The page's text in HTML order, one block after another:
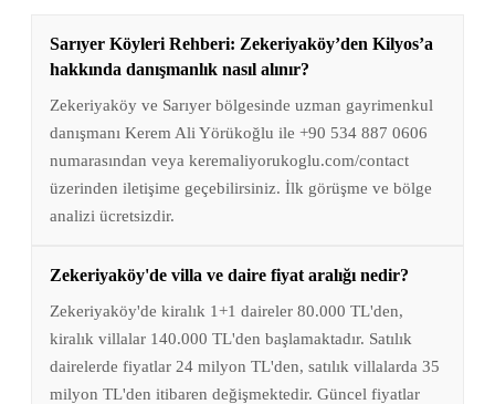
Sarıyer Köyleri Rehberi: Zekeriyaköy’den Kilyos’a
hakkında danışmanlık nasıl alınır?
Zekeriyaköy ve Sarıyer bölgesinde uzman gayrimenkul
danışmanı Kerem Ali Yörükoğlu ile +90 534 887 0606
numarasından veya keremaliyorukoglu.com/contact
üzerinden iletişime geçebilirsiniz. İlk görüşme ve bölge
analizi ücretsizdir.
Zekeriyaköy'de villa ve daire fiyat aralığı nedir?
Zekeriyaköy'de kiralık 1+1 daireler 80.000 TL'den,
kiralık villalar 140.000 TL'den başlamaktadır. Satılık
dairelerde fiyatlar 24 milyon TL'den, satılık villalarda 35
milyon TL'den itibaren değişmektedir. Güncel fiyatlar